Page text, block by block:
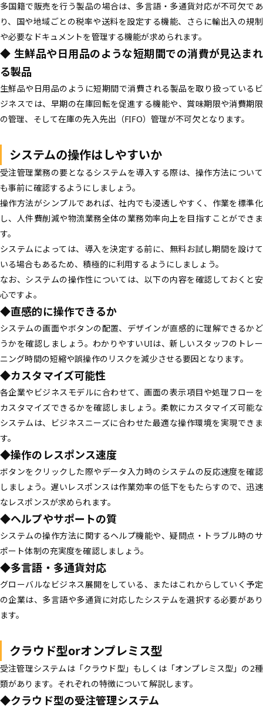
多国籍で販売を行う製品の場合は、多言語・多通貨対応が不可欠であ
り、国や地域ごとの税率や送料を設定する機能、さらに輸出入の規制
や必要なドキュメントを管理する機能が求められます。
◆ 生鮮品や日用品のような短期間での消費が見込まれ
る製品
生鮮品や日用品のように短期間で消費される製品を取り扱っているビ
ジネスでは、早期の在庫回転を促進する機能や、賞味期限や消費期限
の管理、そして在庫の先入先出（FIFO）管理が不可欠となります。
システムの操作はしやすいか
受注管理業務の要となるシステムを導入する際は、操作方法について
も事前に確認するようにしましょう。
操作方法がシンプルであれば、社内でも浸透しやすく、作業を標準化
し、人件費削減や物流業務全体の業務効率向上を目指すことができま
す。
システムによっては、導入を決定する前に、無料お試し期間を設けて
いる場合もあるため、積極的に利用するようにしましょう。
なお、システムの操作性については、以下の内容を確認しておくと安
心ですよ。
◆直感的に操作できるか
システムの画面やボタンの配置、デザインが直感的に理解できるかど
うかを確認しましょう。わかりやすいUIは、新しいスタッフのトレー
ニング時間の短縮や誤操作のリスクを減少させる要因となります。
◆カスタマイズ可能性
各企業やビジネスモデルに合わせて、画面の表示項目や処理フローを
カスタマイズできるかを確認しましょう。柔軟にカスタマイズ可能な
システムは、ビジネスニーズに合わせた最適な操作環境を実現できま
す。
◆操作のレスポンス速度
ボタンをクリックした際やデータ入力時のシステムの反応速度を確認
しましょう。遅いレスポンスは作業効率の低下をもたらすので、迅速
なレスポンスが求められます。
◆ヘルプやサポートの質
システムの操作方法に関するヘルプ機能や、疑問点・トラブル時のサ
ポート体制の充実度を確認しましょう。
◆多言語・多通貨対応
グローバルなビジネス展開をしている、またはこれからしていく予定
の企業は、多言語や多通貨に対応したシステムを選択する必要があり
ます。
クラウド型orオンプレミス型
受注管理システムは「クラウド型」もしくは「オンプレミス型」の2種
類があります。それぞれの特徴について解説します。
◆クラウド型の受注管理システム